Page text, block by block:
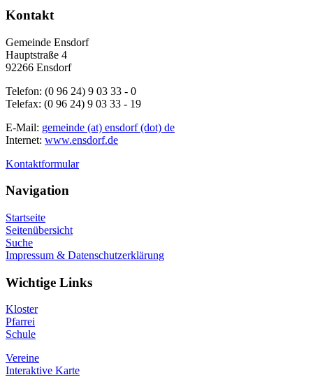
Kontakt
Gemeinde Ensdorf
Hauptstraße 4
92266 Ensdorf
Telefon: (0 96 24) 9 03 33 - 0
Telefax: (0 96 24) 9 03 33 - 19
E-Mail: gemeinde (at) ensdorf (dot) de
Internet: www.ensdorf.de
Kontaktformular
Navigation
Startseite
Seitenübersicht
Suche
Impressum & Datenschutzerklärung
Wichtige Links
Kloster
Pfarrei
Schule
Vereine
Interaktive Karte